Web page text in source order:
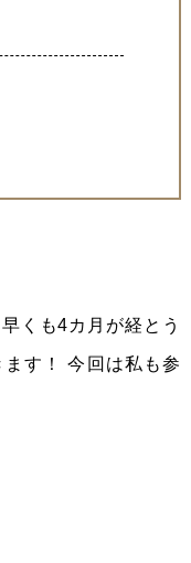
くも4カ月が経とう
す！ 今回は私も参